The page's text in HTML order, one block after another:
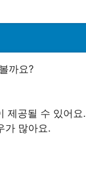
까요?
제공될 수 있어요.
가 많아요.